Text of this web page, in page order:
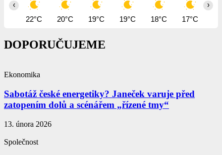
22°C 20°C 19°C 19°C 18°C 17°C
‹ ›
DOPORUČUJEME
Ekonomika
Sabotáž české energetiky? Janeček varuje před
zatopením dolů a scénářem „řízené tmy“
13. února 2026
Společnost